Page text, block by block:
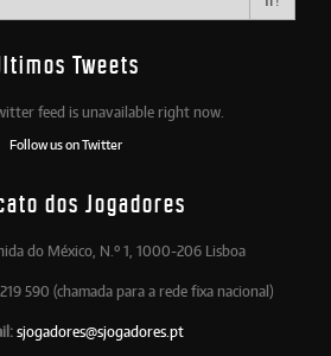
Tweets
feed is unavailable right now.
Follow us on Twitter
dos Jogadores
do México, N.º 1, 1000-206 Lisboa
219 590 (chamada para a rede fixa nacional)
sjogadores@sjogadores.pt